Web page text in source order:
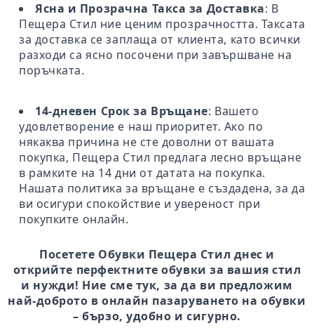
Ясна и Прозрачна Такса за Доставка: В
Пещера Стил ние ценим прозрачността. Таксата
за доставка се заплаща от клиента, като всички
разходи са ясно посочени при завършване на
поръчката.
14-дневен Срок за Връщане: Вашето
удовлетворение е наш приоритет. Ако по
някаква причина не сте доволни от вашата
покупка, Пещера Стил предлага лесно връщане
в рамките на 14 дни от датата на покупка.
Нашата политика за връщане е създадена, за да
ви осигури спокойствие и увереност при
покупките онлайн.
Посетете Обувки Пещера Стил днес и
открийте перфектните обувки за вашия стил
и нужди! Ние сме тук, за да ви предложим
най-доброто в онлайн пазаруването на обувки
– бързо, удобно и сигурно.